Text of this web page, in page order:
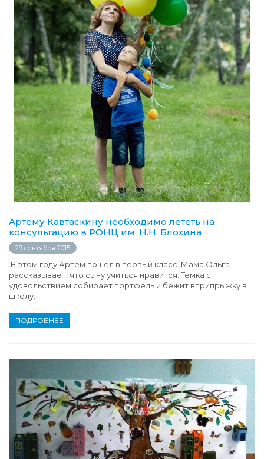
Артему Кавтаскину необходимо лететь на
консультацию в РОНЦ им. Н.Н. Блохина
29 сентября 2015
В этом году Артем пошел в первый класс. Мама Ольга
рассказывает, что сыну учиться нравится. Темка с
удовольствием собирает портфель и бежит вприпрыжку в
школу.
ПОДРОБНЕЕ